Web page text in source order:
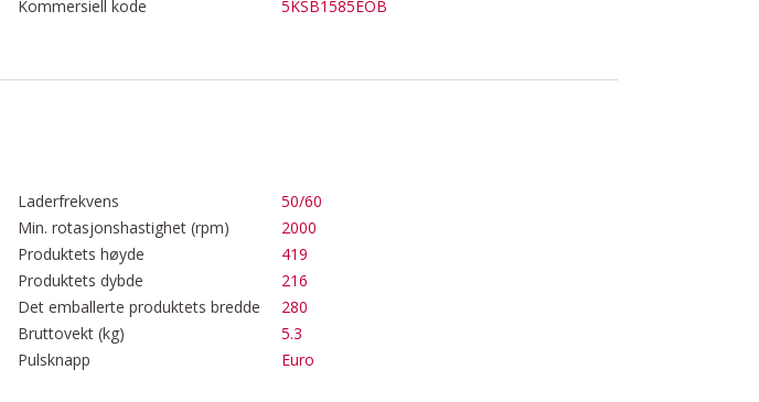
Kommersiell kode
5KSB1585EOB
Laderfrekvens
50/60
Min. rotasjonshastighet (rpm)
2000
Produktets høyde
419
Produktets dybde
216
Det emballerte produktets bredde
280
Bruttovekt (kg)
5.3
Pulsknapp Euro